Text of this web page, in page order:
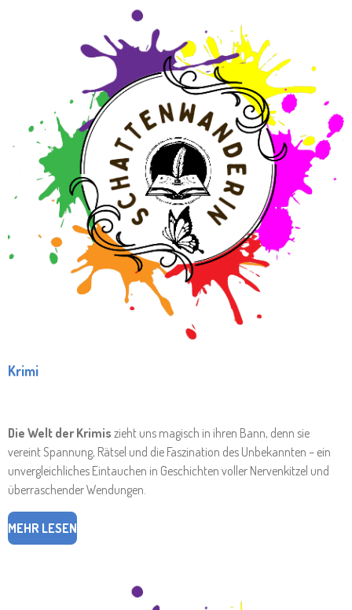
Krimi
Die Welt der Krimis zieht uns magisch in ihren Bann, denn sie
vereint Spannung, Rätsel und die Faszination des Unbekannten – ein
unvergleichliches Eintauchen in Geschichten voller Nervenkitzel und
überraschender Wendungen.
MEHR LESEN